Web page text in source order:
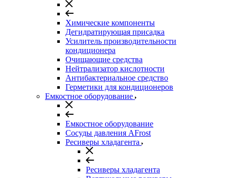
Химические компоненты
Дегидратирующая присадка
Усилитель производительности
кондиционера
Очищающие средства
Нейтрализатор кислотности
Антибактериальное средство
Герметики для кондиционеров
Емкостное оборудование
Емкостное оборудование
Сосуды давления AFrost
Ресиверы хладагента
Ресиверы хладагента